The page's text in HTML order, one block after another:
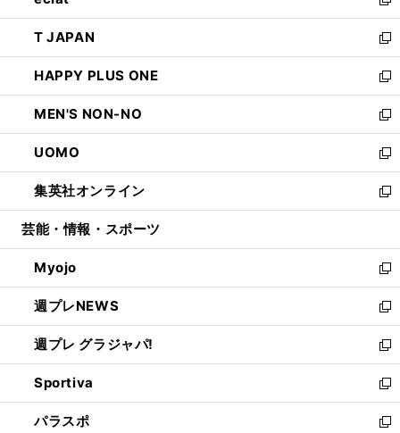
開
く
ウ
で
開
く
ン
ド
ウ
で
開
く
ウ
ィ
ン
ド
ウ
で
開
く
し
い
ウ
ィ
ン
ド
ウ
で
開
く
T JAPAN
新
し
い
ウ
ィ
ン
ド
ウ
で
開
HAPPY PLUS ONE
新
し
い
ウ
ィ
ン
ド
ウ
開
く
MEN'S NON-NO
新
し
い
ウ
ィ
ン
ウ
で
開
く
UOMO
新
し
い
ウ
ン
ド
ウ
で
開
く
集英社オンライン
新
し
ウ
ィ
ン
ド
ウ
で
開
く
芸能・情報・スポーツ
Myojo
新
し
い
ウ
ィ
ン
ド
ウ
で
週プレNEWS
新
し
い
ウ
ィ
ン
ド
週プレ グラジャパ!
新
し
い
ウ
ィ
Sportiva
新
し
い
パラスポ
新